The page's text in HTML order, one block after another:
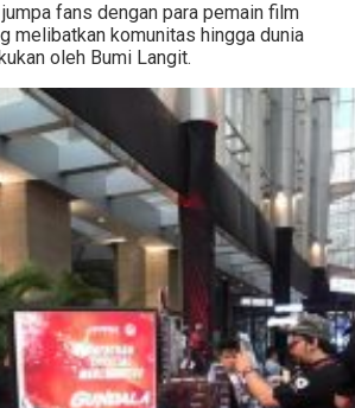
jumpa fans dengan para pemain film
melibatkan komunitas hingga dunia
oleh Bumi Langit.